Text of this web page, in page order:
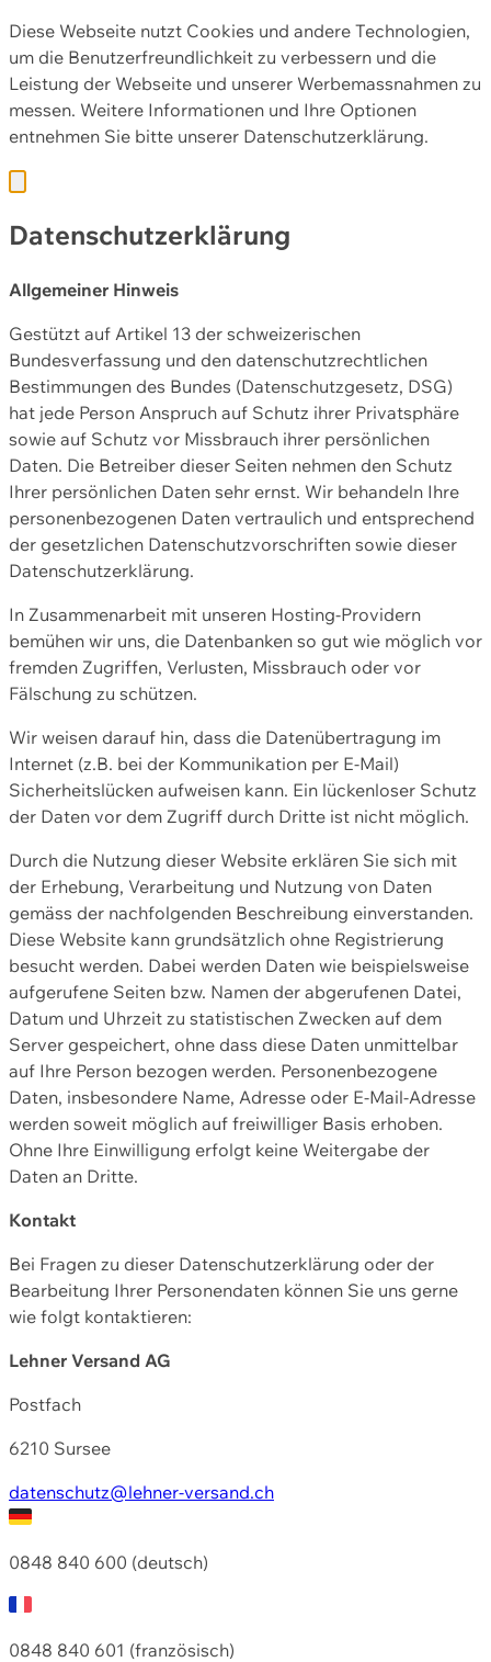
Diese Webseite nutzt Cookies und andere Technologien,
um die Benutzerfreundlichkeit zu verbessern und die
Leistung der Webseite und unserer Werbemassnahmen zu
messen. Weitere Informationen und Ihre Optionen
entnehmen Sie bitte unserer Datenschutzerklärung.
Datenschutzerklärung
Allgemeiner Hinweis
Gestützt auf Artikel 13 der schweizerischen
Bundesverfassung und den datenschutzrechtlichen
Bestimmungen des Bundes (Datenschutzgesetz, DSG)
hat jede Person Anspruch auf Schutz ihrer Privatsphäre
sowie auf Schutz vor Missbrauch ihrer persönlichen
Daten. Die Betreiber dieser Seiten nehmen den Schutz
Ihrer persönlichen Daten sehr ernst. Wir behandeln Ihre
personenbezogenen Daten vertraulich und entsprechend
der gesetzlichen Datenschutzvorschriften sowie dieser
Datenschutzerklärung.
In Zusammenarbeit mit unseren Hosting-Providern
bemühen wir uns, die Datenbanken so gut wie möglich vor
fremden Zugriffen, Verlusten, Missbrauch oder vor
Fälschung zu schützen.
Wir weisen darauf hin, dass die Datenübertragung im
Internet (z.B. bei der Kommunikation per E-Mail)
Sicherheitslücken aufweisen kann. Ein lückenloser Schutz
der Daten vor dem Zugriff durch Dritte ist nicht möglich.
Durch die Nutzung dieser Website erklären Sie sich mit
der Erhebung, Verarbeitung und Nutzung von Daten
gemäss der nachfolgenden Beschreibung einverstanden.
Diese Website kann grundsätzlich ohne Registrierung
besucht werden. Dabei werden Daten wie beispielsweise
aufgerufene Seiten bzw. Namen der abgerufenen Datei,
Datum und Uhrzeit zu statistischen Zwecken auf dem
Server gespeichert, ohne dass diese Daten unmittelbar
auf Ihre Person bezogen werden. Personenbezogene
Daten, insbesondere Name, Adresse oder E-Mail-Adresse
werden soweit möglich auf freiwilliger Basis erhoben.
Ohne Ihre Einwilligung erfolgt keine Weitergabe der
Daten an Dritte.
Kontakt
Bei Fragen zu dieser Datenschutzerklärung oder der
Bearbeitung Ihrer Personendaten können Sie uns gerne
wie folgt kontaktieren:
Lehner Versand AG
Postfach
6210 Sursee
datenschutz@lehner-versand.ch
0848 840 600 (deutsch)
0848 840 601 (französisch)